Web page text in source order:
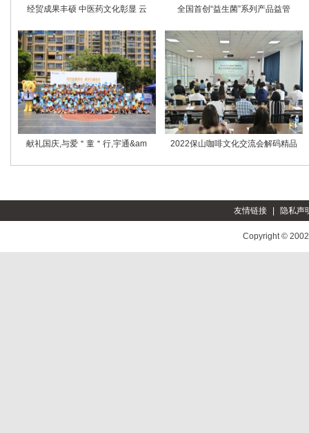
经贸成果丰硕 中医药文化彰显 云 全国首创“益生菌”系列产品益管
献礼国庆,与爱＂童＂行,宇通&am 2022保山咖啡文化交流会解码精品
友情链接 隐私声
Copyright ©